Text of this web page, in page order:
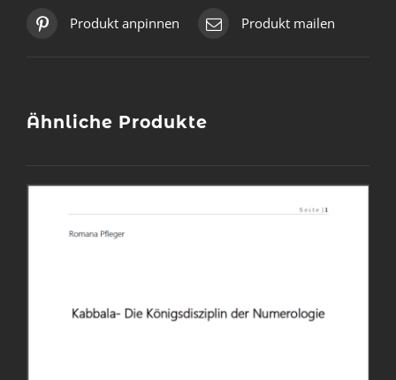
Produkt anpinnen Produkt mailen
Ähnliche Produkte